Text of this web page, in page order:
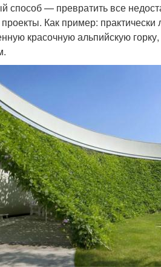
способ — превратить все
Как пример:
красочную альпийскую